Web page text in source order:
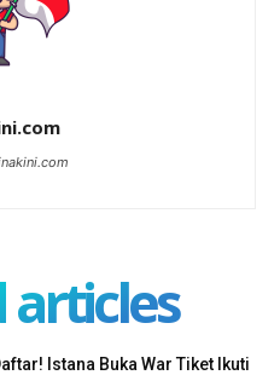
Istana Buka War Tiket Ikuti